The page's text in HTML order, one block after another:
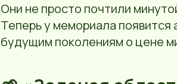
Они не просто почтили
Теперь у мемориала появится
будущим поколениям о цене